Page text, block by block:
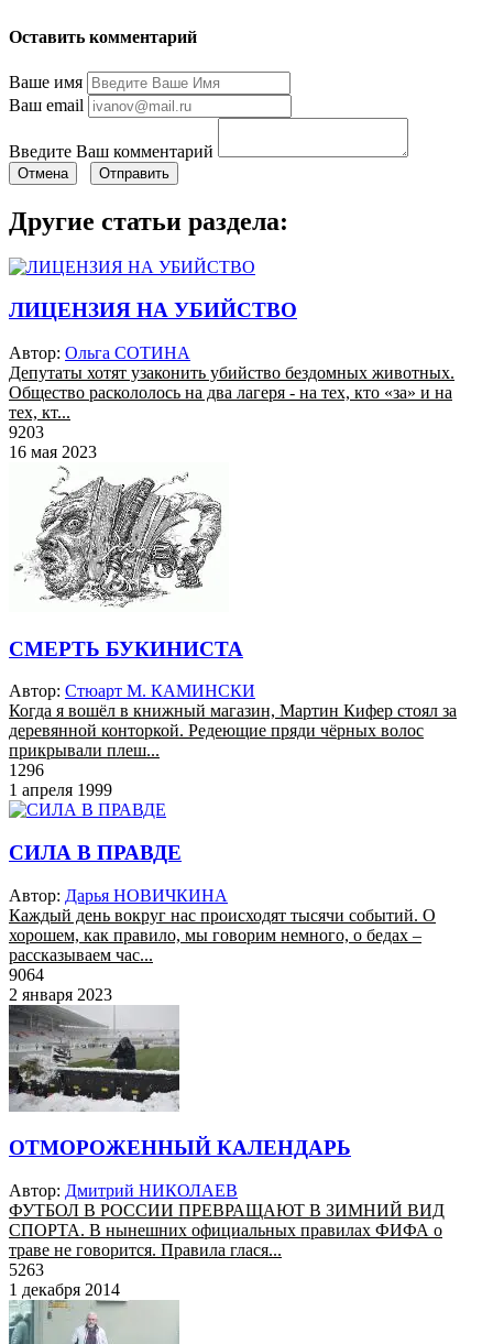
Оставить комментарий
Ваше имя
Ваш email
Введите Ваш комментарий
Отмена Отправить
Другие статьи раздела:
ЛИЦЕНЗИЯ НА УБИЙСТВО
Автор: Ольга СОТИНА
Депутаты хотят узаконить убийство бездомных животных.
Общество раскололось на два лагеря - на тех, кто «за» и на
тех, кт...
9203
16 мая 2023
СМЕРТЬ БУКИНИСТА
Автор: Стюарт М. КАМИНСКИ
Когда я вошёл в книжный магазин, Мартин Кифер стоял за
деревянной конторкой. Редеющие пряди чёрных волос
прикрывали плеш...
1296
1 апреля 1999
СИЛА В ПРАВДЕ
Автор: Дарья НОВИЧКИНА
Каждый день вокруг нас происходят тысячи событий. О
хорошем, как правило, мы говорим немного, о бедах –
рассказываем час...
9064
2 января 2023
ОТМОРОЖЕННЫЙ КАЛЕНДАРЬ
Автор: Дмитрий НИКОЛАЕВ
ФУТБОЛ В РОССИИ ПРЕВРАЩАЮТ В ЗИМНИЙ ВИД
СПОРТА. В нынешних официальных правилах ФИФА о
траве не говорится. Правила глася...
5263
1 декабря 2014